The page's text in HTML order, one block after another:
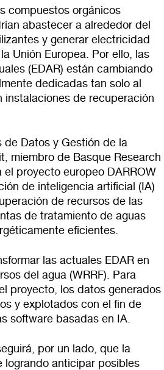
compuestos orgánicos
abastecer a alrededor del
y generar electricidad
Unión Europea. Por ello, las
(EDAR) están cambiando
dedicadas tan solo al
de recuperación
de Datos y Gestión de la
miembro de Basque Research
el proyecto europeo DARROW
de inteligencia artificial (IA)
de recursos de las
de tratamiento de aguas
eficientes.
las actuales EDAR en
del agua (WRRF). Para
proyecto, los datos generados
y explotados con el fin de
software basadas en IA.
por un lado, que la
logrando anticipar posibles